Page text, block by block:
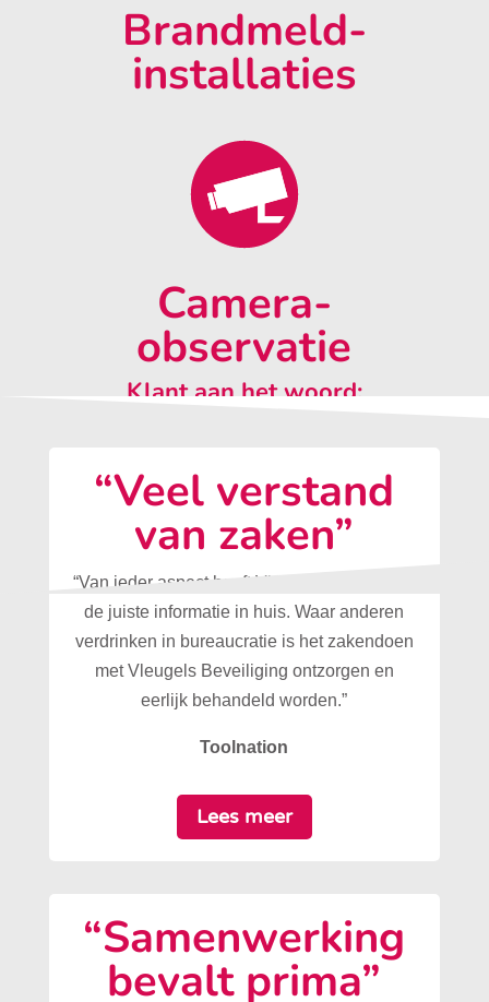
Brandmeld-
installaties
Camera-
observatie
Klant aan het woord:
“Veel verstand
van zaken”
“Van ieder aspect heeft Vleugels Beveiliging
de juiste informatie in huis. Waar anderen
verdrinken in bureaucratie is het zakendoen
met Vleugels Beveiliging ontzorgen en
eerlijk behandeld worden.”
Toolnation
Lees meer
“Samenwerking
bevalt prima”